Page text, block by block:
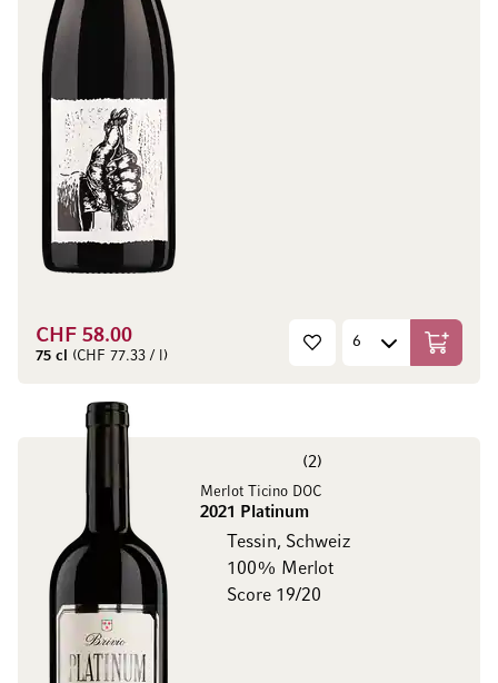
CHF 58.00
75 cl (CHF 77.33 / l) In den
2
Merlot Ticino DOC
2021 Platinum
Tessin, Schweiz
100% Merlot
Score 19/20